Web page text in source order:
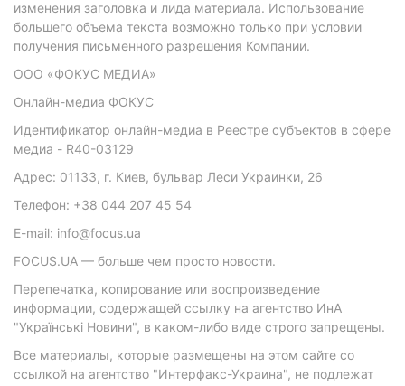
изменения заголовка и лида материала. Использование
большего объема текста возможно только при условии
получения письменного разрешения Компании.
ООО «ФОКУС МЕДИА»
Онлайн-медиа ФОКУС
Идентификатор онлайн-медиа в Реестре субъектов в сфере
медиа - R40-03129
Адрес: 01133, г. Киев, бульвар Леси Украинки, 26
Телефон: +38 044 207 45 54
E-mail: info@focus.ua
FOCUS.UA — больше чем просто новости.
Перепечатка, копирование или воспроизведение
информации, содержащей ссылку на агентство ИнА
"Українські Новини", в каком-либо виде строго запрещены.
Все материалы, которые размещены на этом сайте со
ссылкой на агентство "Интерфакс-Украина", не подлежат